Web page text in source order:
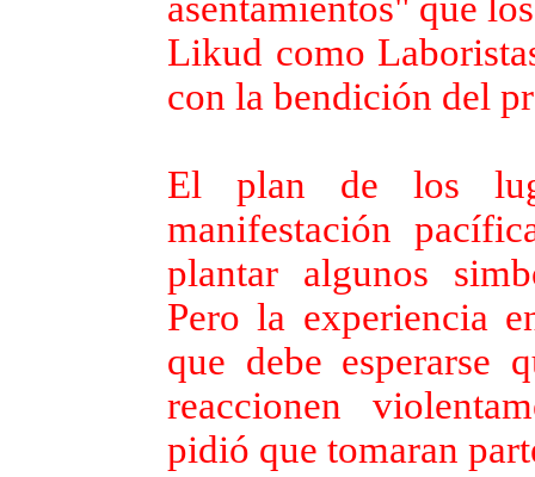
Likud como
con la bendición del
El plan de los
manifestación
plantar algunos
Pero la experiencia
que debe esperarse
reaccionen
pidió que tomaran